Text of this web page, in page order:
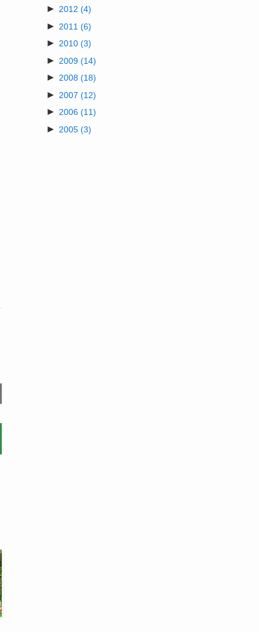
► 2012 (4)
► 2011 (6)
► 2010 (3)
► 2009 (14)
► 2008 (18)
► 2007 (12)
► 2006 (11)
► 2005 (3)